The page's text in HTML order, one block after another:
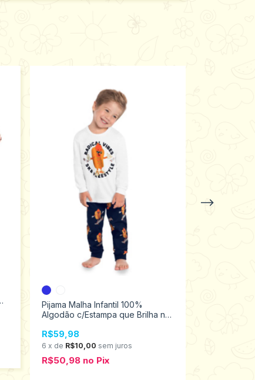
Pijama Malha Infantil 100%
Algodão c/Estampa que Brilha no
R$59,98
6 x de R$10,00 sem juros
R$50,98 no Pix